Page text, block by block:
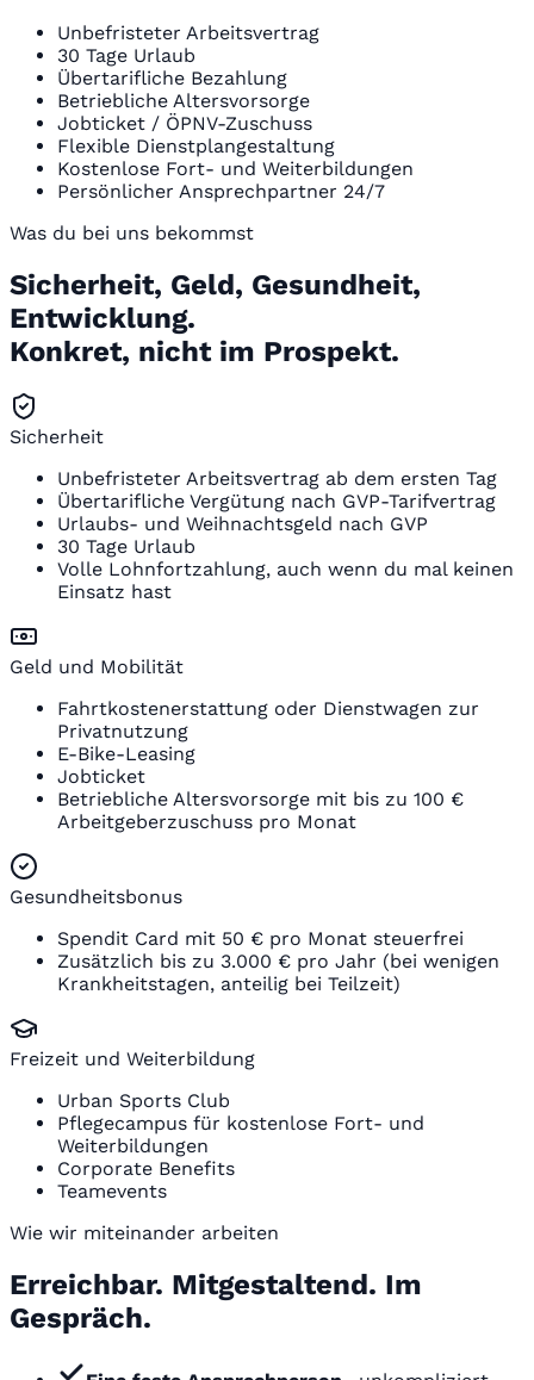
Unbefristeter Arbeitsvertrag
30 Tage Urlaub
Übertarifliche Bezahlung
Betriebliche Altersvorsorge
Jobticket / ÖPNV-Zuschuss
Flexible Dienstplangestaltung
Kostenlose Fort- und Weiterbildungen
Persönlicher Ansprechpartner 24/7
Was du bei uns bekommst
Sicherheit, Geld, Gesundheit,
Entwicklung.
Konkret, nicht im Prospekt.
Sicherheit
Unbefristeter Arbeitsvertrag ab dem ersten Tag
Übertarifliche Vergütung nach GVP-Tarifvertrag
Urlaubs- und Weihnachtsgeld nach GVP
30 Tage Urlaub
Volle Lohnfortzahlung, auch wenn du mal keinen
Einsatz hast
Geld und Mobilität
Fahrtkostenerstattung oder Dienstwagen zur
Privatnutzung
E-Bike-Leasing
Jobticket
Betriebliche Altersvorsorge mit bis zu 100 €
Arbeitgeberzuschuss pro Monat
Gesundheitsbonus
Spendit Card mit 50 € pro Monat steuerfrei
Zusätzlich bis zu 3.000 € pro Jahr (bei wenigen
Krankheitstagen, anteilig bei Teilzeit)
Freizeit und Weiterbildung
Urban Sports Club
Pflegecampus für kostenlose Fort- und
Weiterbildungen
Corporate Benefits
Teamevents
Wie wir miteinander arbeiten
Erreichbar. Mitgestaltend. Im
Gespräch.